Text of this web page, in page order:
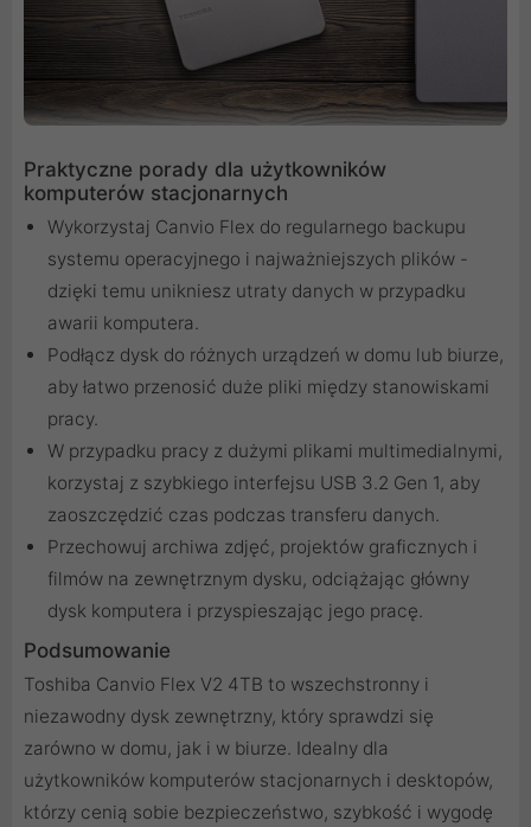
Praktyczne porady dla użytkowników
komputerów stacjonarnych
Wykorzystaj Canvio Flex do regularnego backupu
systemu operacyjnego i najważniejszych plików -
dzięki temu unikniesz utraty danych w przypadku
awarii komputera.
Podłącz dysk do różnych urządzeń w domu lub biurze,
aby łatwo przenosić duże pliki między stanowiskami
pracy.
W przypadku pracy z dużymi plikami multimedialnymi,
korzystaj z szybkiego interfejsu USB 3.2 Gen 1, aby
zaoszczędzić czas podczas transferu danych.
Przechowuj archiwa zdjęć, projektów graficznych i
filmów na zewnętrznym dysku, odciążając główny
dysk komputera i przyspieszając jego pracę.
Podsumowanie
Toshiba Canvio Flex V2 4TB to wszechstronny i
niezawodny dysk zewnętrzny, który sprawdzi się
zarówno w domu, jak i w biurze. Idealny dla
użytkowników komputerów stacjonarnych i desktopów,
którzy cenią sobie bezpieczeństwo, szybkość i wygodę